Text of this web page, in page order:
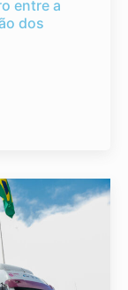
entre a
dos